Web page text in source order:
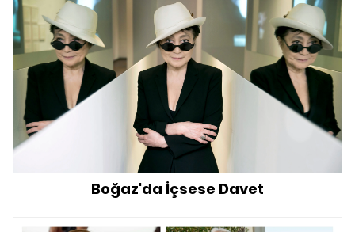
Boğaz'da İçsese Davet